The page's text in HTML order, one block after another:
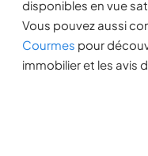
disponibles en vue
Vous pouvez aussi
Courmes pour
immobilier et les avis